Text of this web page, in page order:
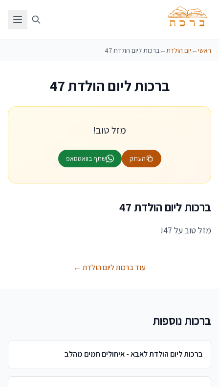
ראשי← יום הולדת←ברכות ליום הולדת 47
ברכות ליום הולדת 47
מזל טוב!
העתק שתף בוואטסאפ
ברכות ליום הולדת 47
מזל טוב על 47!
עוד ברכות ליום הולדת ←
ברכות נוספות
ברכות ליום הולדת לאבא - איחולים חמים מהלב